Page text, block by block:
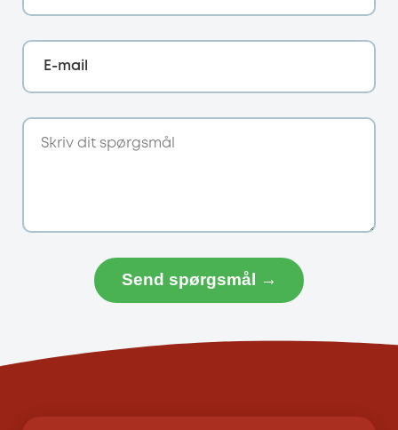
E-mail
Send spørgsmål →